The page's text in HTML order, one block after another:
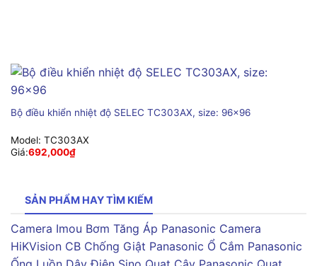
Bộ điều khiển nhiệt độ SELEC TC303AX, size: 96×96
Model: TC303AX
Giá:692,000₫
SẢN PHẨM HAY TÌM KIẾM
Camera Imou Bơm Tăng Áp Panasonic Camera
HiKVision CB Chống Giật Panasonic Ổ Cắm Panasonic